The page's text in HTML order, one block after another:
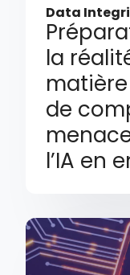
Data
la
de
l’IA en